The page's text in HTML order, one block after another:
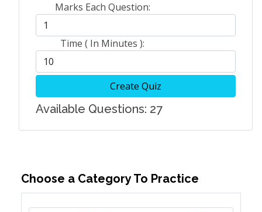
Marks Each Question:
Time ( In Minutes ):
Create Quiz
Available Questions: 27
Choose a Category To Practice